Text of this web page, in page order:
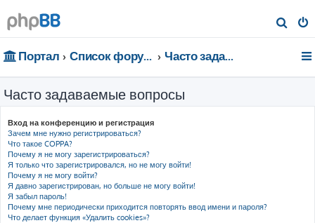
о
Портал Список форумов Часто задаваемые вопросы
Часто задаваемые вопросы
Вход на конференцию и регистрация
Зачем мне нужно регистрироваться?
Что такое COPPA?
Почему я не могу зарегистрироваться?
Я только что зарегистрировался, но не могу войти!
Почему я не могу войти?
Я давно зарегистрирован, но больше не могу войти!
Я забыл пароль!
Почему мне периодически приходится повторять ввод имени и пароля?
Что делает функция «Удалить cookies»?